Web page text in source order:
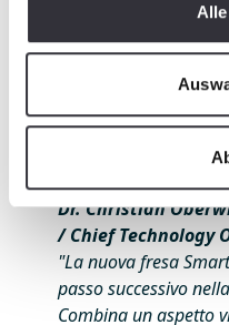
Dr. Christian
/ Chief Technology
"La nuova fresa
passo successivo
Combina un aspetto